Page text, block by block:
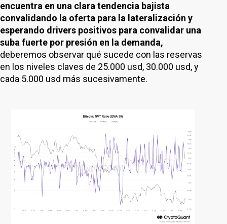
encuentra en una clara tendencia bajista
convalidando la oferta para la lateralización y
esperando drivers positivos para convalidar una
suba fuerte por presión en la demanda,
deberemos observar qué sucede con las reservas
en los niveles claves de 25.000 usd, 30.000 usd, y
cada 5.000 usd más sucesivamente.